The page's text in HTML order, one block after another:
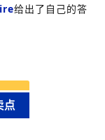
给出了自己的答
点